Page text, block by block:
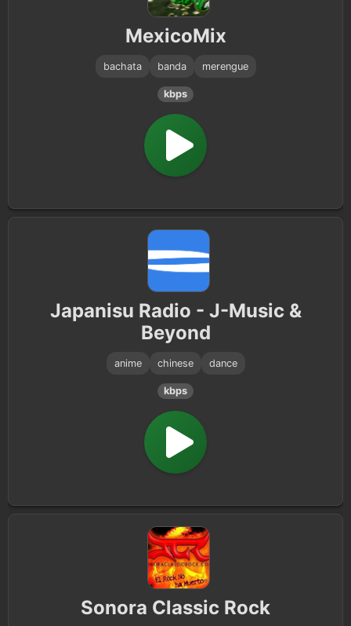
MexicoMix
bachata banda merengue
kbps
Japanisu Radio - J-Music &
Beyond
anime chinese dance
kbps
Sonora Classic Rock